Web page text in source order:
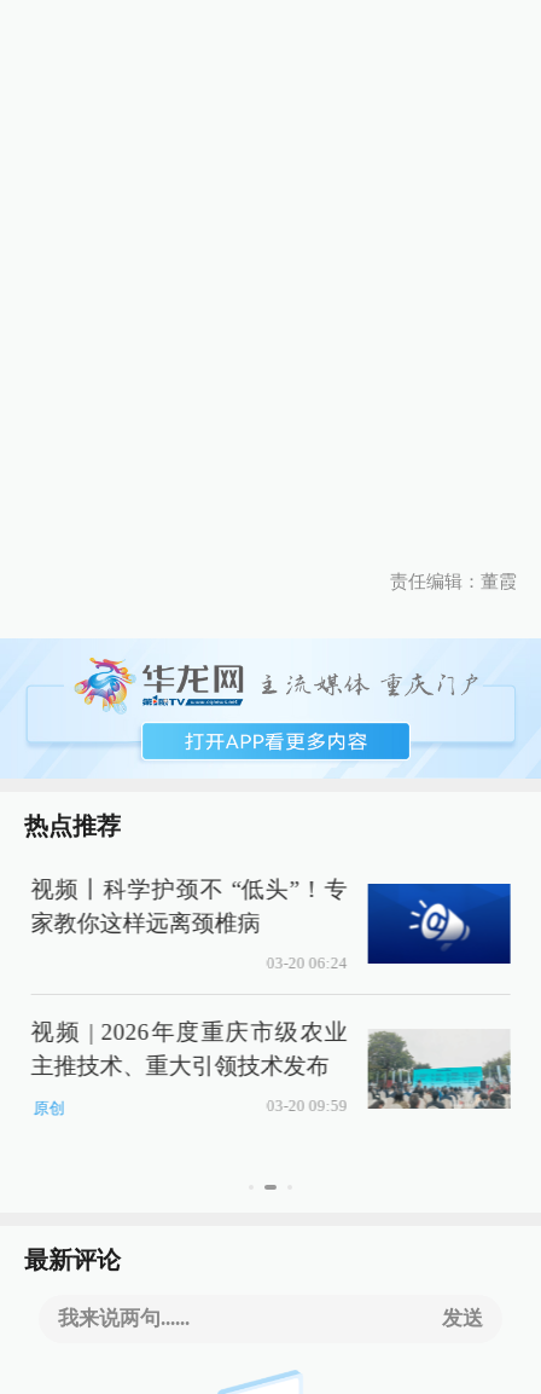
责任编辑：董霞
热点推荐
视频丨科学护颈不 “低头”！专
家教你这样远离颈椎病
03-20 06:24
视频 | 2026年度重庆市级农业
主推技术、重大引领技术发布
原创 03-20 09:59
最新评论
我来说两句...... 发送